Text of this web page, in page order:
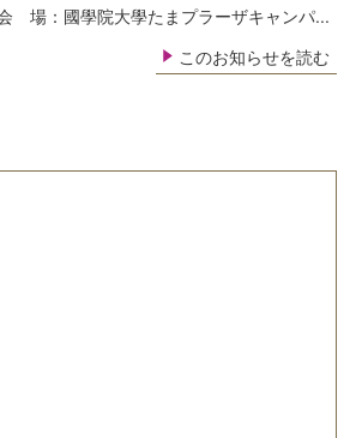
場：國學院大學たまプラーザキャンパ...
このお知らせを読む